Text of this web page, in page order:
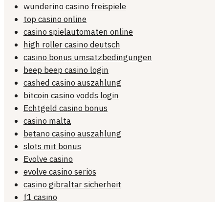
wunderino casino freispiele
top casino online
casino spielautomaten online
high roller casino deutsch
casino bonus umsatzbedingungen
beep beep casino login
cashed casino auszahlung
bitcoin casino vodds login
Echtgeld casino bonus
casino malta
betano casino auszahlung
slots mit bonus
Evolve casino
evolve casino seriös
casino gibraltar sicherheit
f1 casino